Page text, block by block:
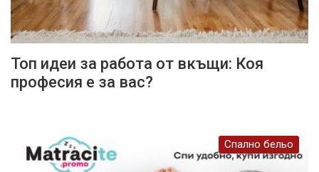
Топ идеи за работа от вкъщи: Коя
професия е за вас?
Спално бельо